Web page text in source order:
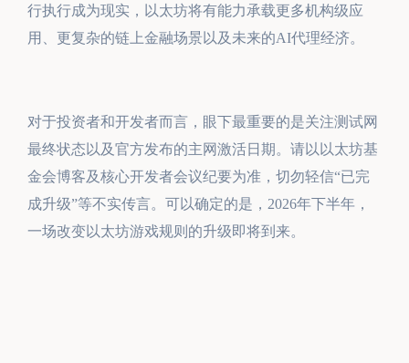
行执行成为现实，以太坊将有能力承载更多机构级应
用、更复杂的链上金融场景以及未来的AI代理经济。
对于投资者和开发者而言，眼下最重要的是关注测试网
最终状态以及官方发布的主网激活日期。请以以太坊基
金会博客及核心开发者会议纪要为准，切勿轻信“已完
成升级”等不实传言。可以确定的是，2026年下半年，
一场改变以太坊游戏规则的升级即将到来。